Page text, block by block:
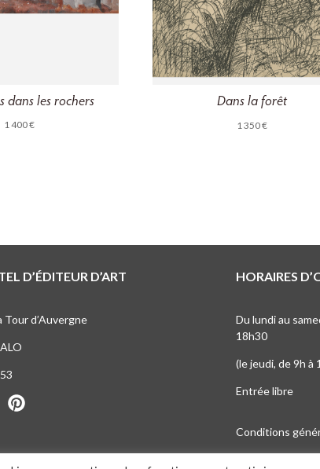
dans les rochers
1 400€
Dans la forêt
1 350€
D’ÉDITEUR D’ART
Tour d’Auvergne
HORAIRES
Du lundi au
18h30
(le jeudi, de 9h à
Entrée libre
Conditions